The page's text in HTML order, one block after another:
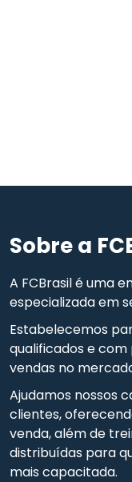
Sobre a
A FCBrasil é uma
especializada em
Estabelecemos
qualificados e
vendas no
Ajudamos nossos
clientes,
venda, além de
distribuídas para
mais capacitada.